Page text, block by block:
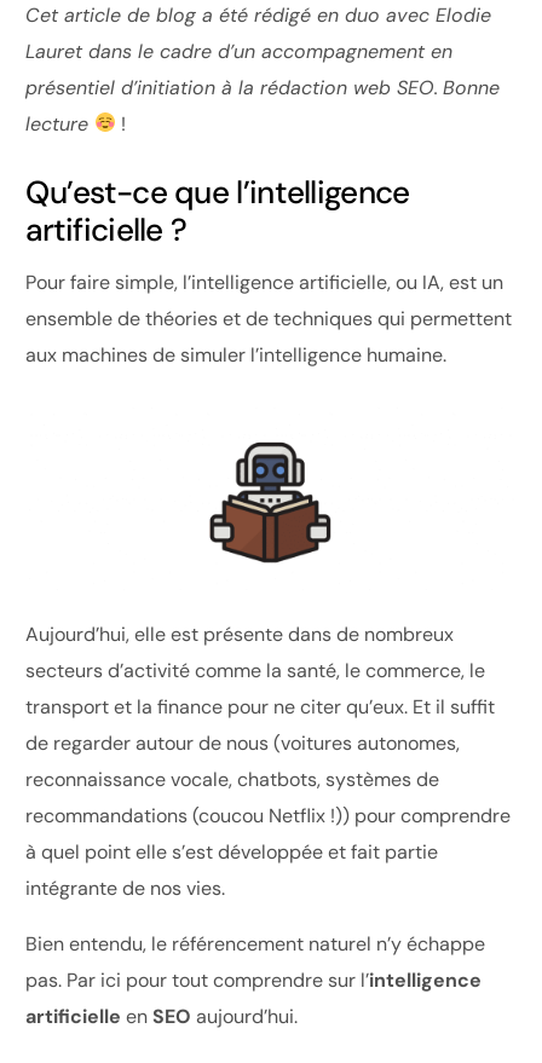
Cet article de blog a été rédigé en duo avec Elodie
Lauret dans le cadre d’un accompagnement en
présentiel d’initiation à la rédaction web SEO. Bonne
lecture
!
Qu’est-ce que l’intelligence
artificielle ?
Pour faire simple, l’intelligence artificielle, ou IA, est un
ensemble de théories et de techniques qui permettent
aux machines de simuler l’intelligence humaine.
Aujourd’hui, elle est présente dans de nombreux
secteurs d’activité comme la santé, le commerce, le
transport et la finance pour ne citer qu’eux. Et il suffit
de regarder autour de nous (voitures autonomes,
reconnaissance vocale, chatbots, systèmes de
recommandations (coucou Netflix !)) pour comprendre
à quel point elle s’est développée et fait partie
intégrante de nos vies.
Bien entendu, le référencement naturel n’y échappe
pas. Par ici pour tout comprendre sur l’intelligence
artificielle enSEO aujourd’hui.